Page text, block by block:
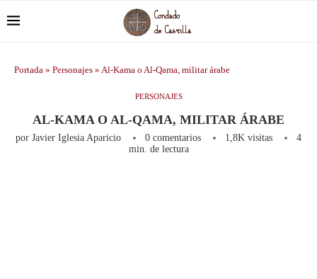
Portada » Personajes » Al-Kama o Al-Qama, militar árabe
PERSONAJES
AL-KAMA O AL-QAMA, MILITAR ÁRABE
por Javier Iglesia Aparicio 0 comentarios 1,8K visitas
4
min. de lectura